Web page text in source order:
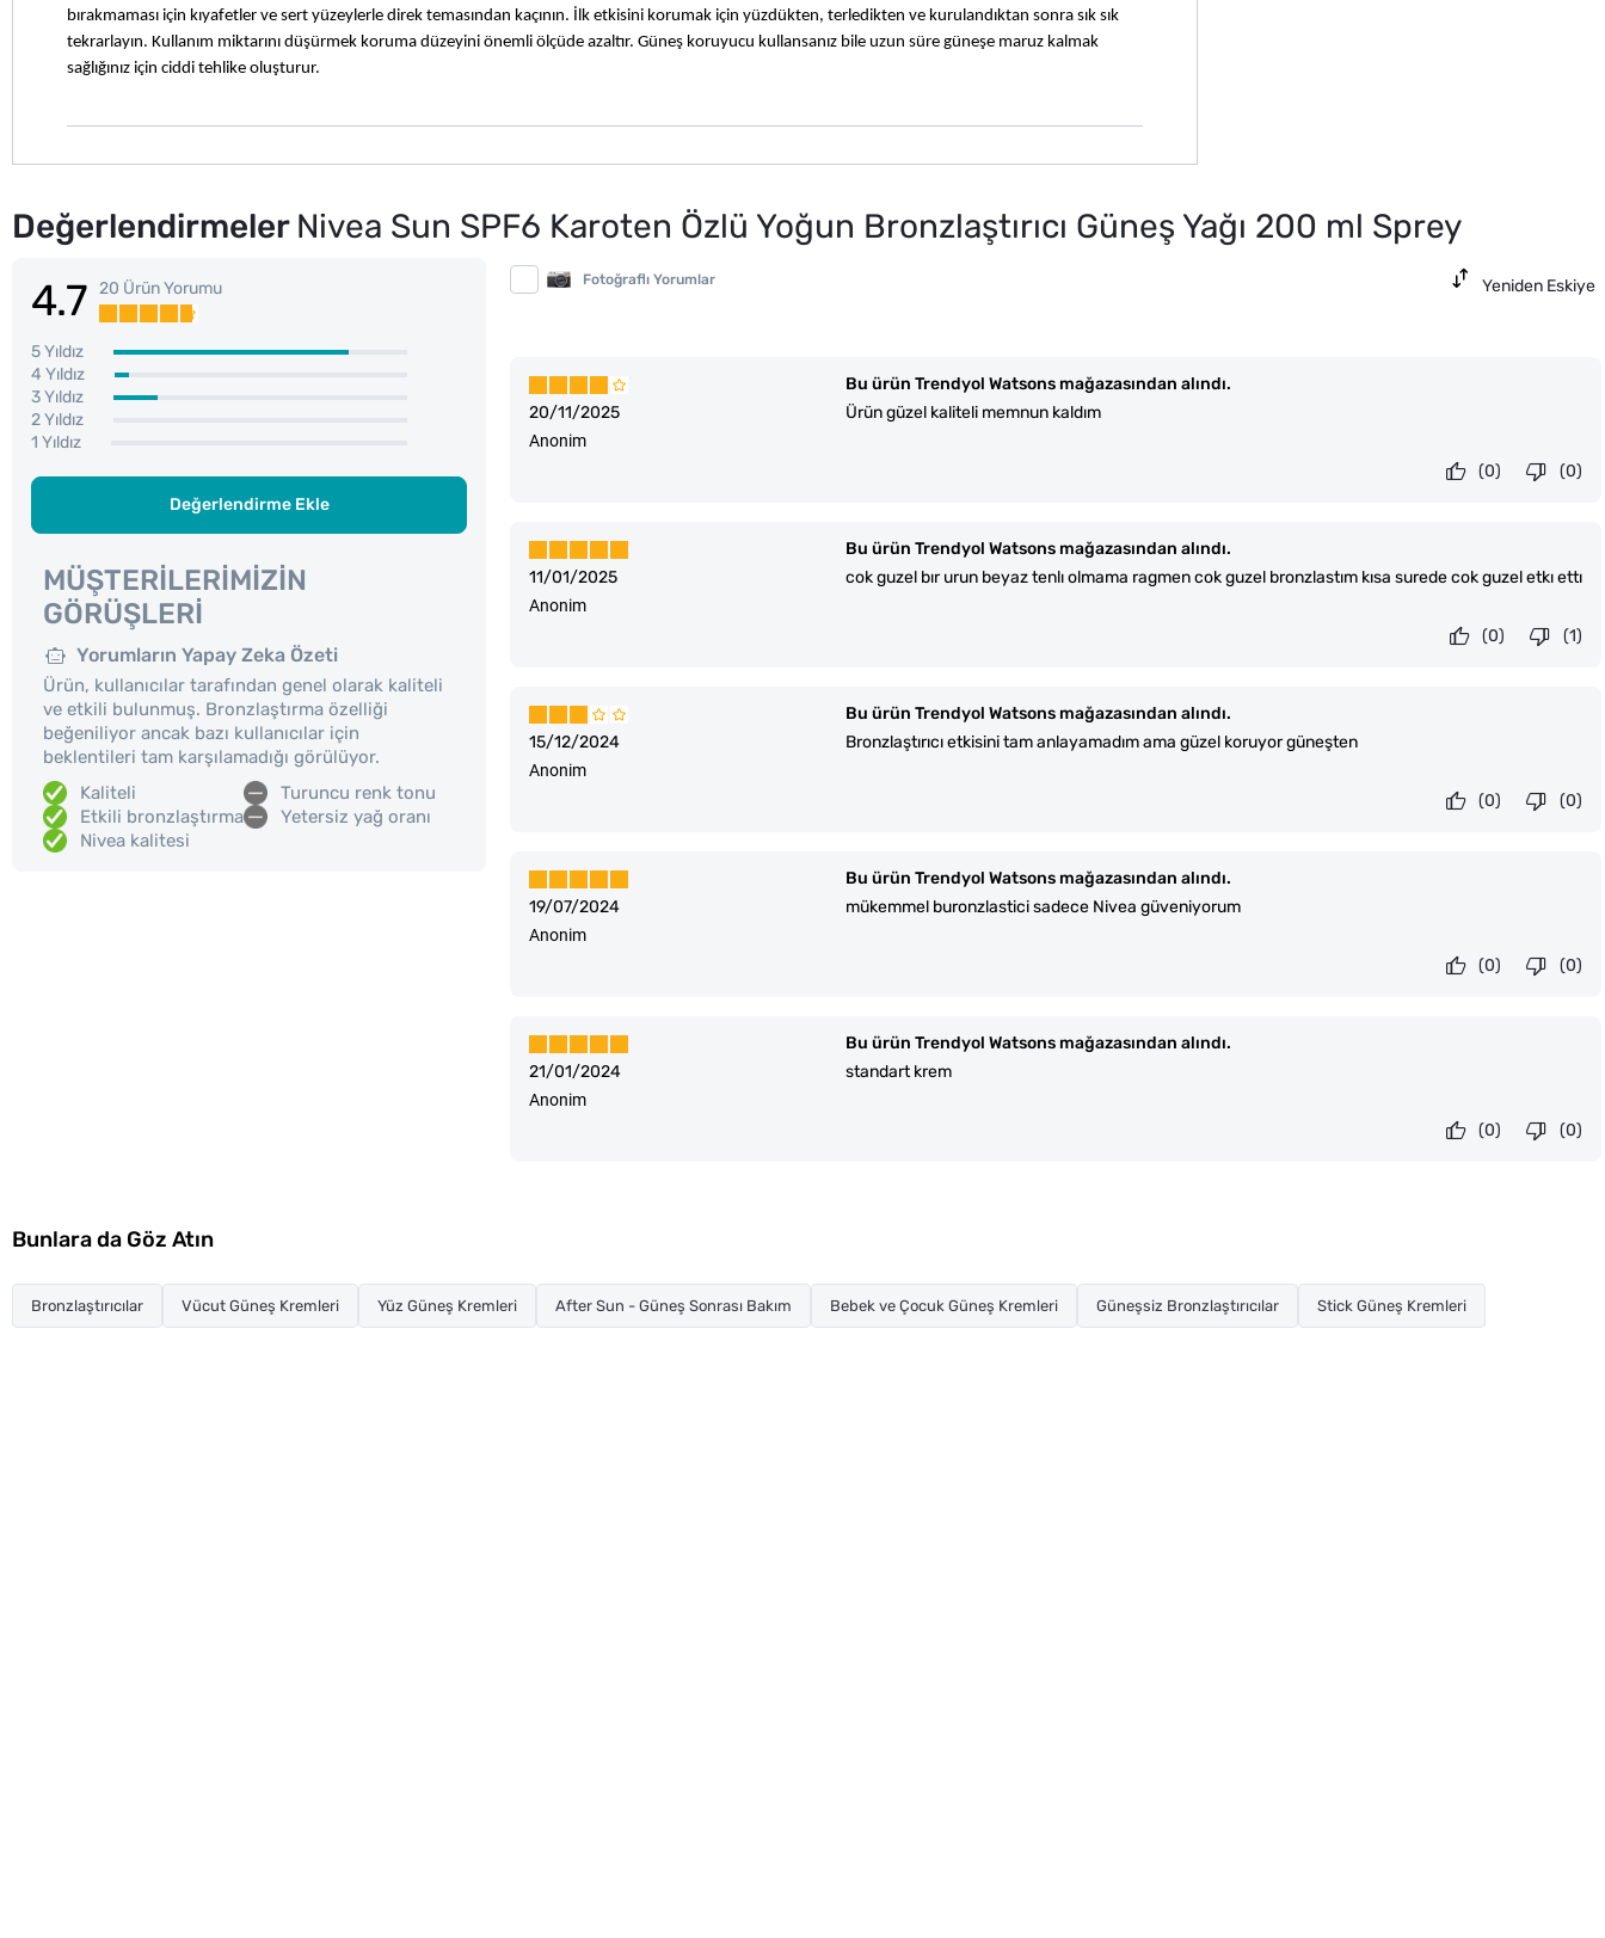
bırakmaması için kıyafetler ve sert yüzeylerle direk temasından kaçının. İlk etkisini korumak için yüzdükten, terledikten ve kurulandıktan sonra sık sık
tekrarlayın. Kullanım miktarını düşürmek koruma düzeyini önemli ölçüde azaltır. Güneş koruyucu kullansanız bile uzun süre güneşe maruz kalmak
sağlığınız için ciddi tehlike oluşturur.
Değerlendirmeler Nivea Sun SPF6 Karoten Özlü Yoğun Bronzlaştırıcı Güneş Yağı 200 ml Sprey
4.7 20 Ürün Yorumu
5 Yıldız
4 Yıldız
3 Yıldız
2 Yıldız
1 Yıldız
Değerlendirme Ekle
MÜŞTERILERIMIZIN
GÖRÜŞLERI
Yorumların Yapay Zeka Özeti
Ürün, kullanıcılar tarafından genel olarak kaliteli
ve etkili bulunmuş. Bronzlaştırma özelliği
beğeniliyor ancak bazı kullanıcılar için
beklentileri tam karşılamadığı görülüyor.
Kaliteli
Etkili bronzlaştırma
Nivea kalitesi
Turuncu renk tonu
Yetersiz yağ oranı
Fotoğraflı Yorumlar Yeniden Eskiye
20/11/2025
Bu ürün Trendyol Watsons mağazasından alındı.
Ürün güzel kaliteli memnun kaldım
Anonim
(0)
(0)
11/01/2025
Bu ürün Trendyol Watsons mağazasından alındı.
cok guzel bır urun beyaz tenlı olmama ragmen cok guzel bronzlastım kısa surede cok guzel etkı ettı
Anonim
(1)
(0)
15/12/2024
Bu ürün Trendyol Watsons mağazasından alındı.
Bronzlaştırıcı etkisini tam anlayamadım ama güzel koruyor güneşten
Anonim
(0)
(0)
19/07/2024
Bu ürün Trendyol Watsons mağazasından alındı.
mükemmel buronzlastici sadece Nivea güveniyorum
Anonim
(0)
(0)
21/01/2024
Bu ürün Trendyol Watsons mağazasından alındı.
standart krem
Anonim
(0)
(0)
Bunlara da Göz Atın
Bronzlaştırıcılar Vücut Güneş Kremleri Yüz Güneş Kremleri After Sun - Güneş Sonrası Bakım Bebek ve Çocuk Güneş Kremleri Güneşsiz Bronzlaştırıcılar Stick Güneş Kremleri